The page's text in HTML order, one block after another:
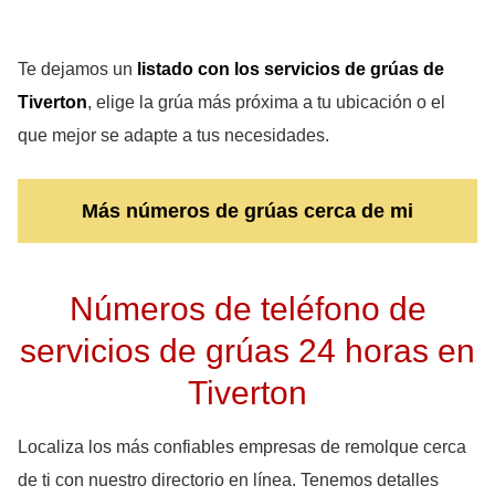
Te dejamos un listado con los servicios de grúas de
Tiverton, elige la grúa más próxima a tu ubicación o el
que mejor se adapte a tus necesidades.
Más números de grúas cerca de mi
Números de teléfono de
servicios de grúas 24 horas en
Tiverton
Localiza los más confiables empresas de remolque cerca
de ti con nuestro directorio en línea. Tenemos detalles